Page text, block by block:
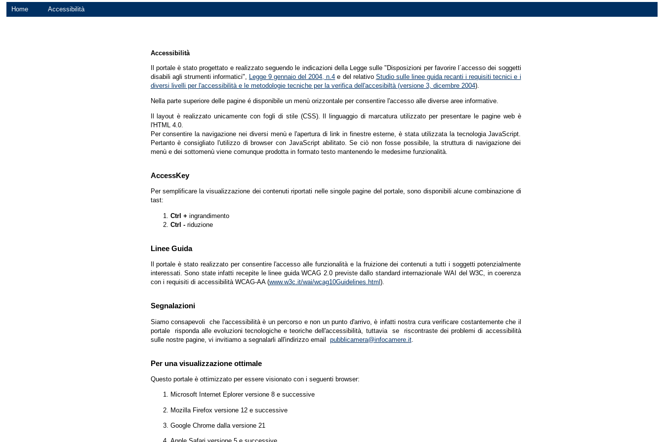
Home Accessibilità
Accessibilità
Il portale è stato progettato e realizzato seguendo le indicazioni della Legge sulle "Disposizioni per favorire l´accesso dei soggetti
disabili agli strumenti informatici", Legge 9 gennaio del 2004, n.4 e del relativo Studio sulle linee guida recanti i requisiti tecnici e i
diversi livelli per l'accessibilità e le metodologie tecniche per la verifica dell'accesibiltà (versione 3, dicembre 2004).
Nella parte superiore delle pagine é disponibile un menù orizzontale per consentire l'accesso alle diverse aree informative.
Il layout è realizzato unicamente con fogli di stile (CSS). Il linguaggio di marcatura utilizzato per presentare le pagine web è
l'HTML 4.0.
Per consentire la navigazione nei diversi menù e l'apertura di link in finestre esterne, è stata utilizzata la tecnologia JavaScript.
Pertanto è consigliato l'utilizzo di browser con JavaScript abilitato. Se ciò non fosse possibile, la struttura di navigazione dei
menù e dei sottomenù viene comunque prodotta in formato testo mantenendo le medesime funzionalità.
AccessKey
Per semplificare la visualizzazione dei contenuti riportati nelle singole pagine del portale, sono disponibili alcune combinazione di
tast:
Ctrl + ingrandimento
Ctrl -riduzione
Linee Guida
Il portale è stato realizzato per consentire l'accesso alle funzionalità e la fruizione dei contenuti a tutti i soggetti potenzialmente
interessati. Sono state infatti recepite le linee guida WCAG 2.0 previste dallo standard internazionale WAI del W3C, in coerenza
con i requisiti di accessibilità WCAG-AA (www.w3c.it/wai/wcag10Guidelines.html ).
Segnalazioni
Siamo consapevoli che l'accessibilità è un percorso e non un punto d'arrivo, è infatti nostra cura verificare costantemente che il
portale risponda alle evoluzioni tecnologiche e teoriche dell'accessibilità, tuttavia se riscontraste dei problemi di accessibilità
sulle nostre pagine, vi invitiamo a segnalarli all'indirizzo email pubblicamera@infocamere.it.
Per una visualizzazione ottimale
Questo portale è ottimizzato per essere visionato con i seguenti browser:
Microsoft Internet Eplorer versione 8 e successive
Mozilla Firefox versione 12 e successive
Google Chrome dalla versione 21